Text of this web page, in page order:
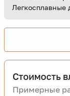
Легкосплавные
Стоимость
Примерные